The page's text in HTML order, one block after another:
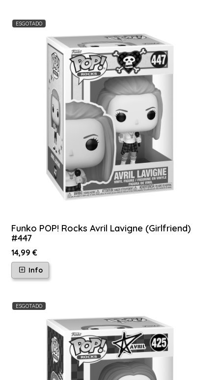
ESGOTADO
Funko POP! Rocks Avril Lavigne (Girlfriend)
#447
14,99 €
Info
ESGOTADO